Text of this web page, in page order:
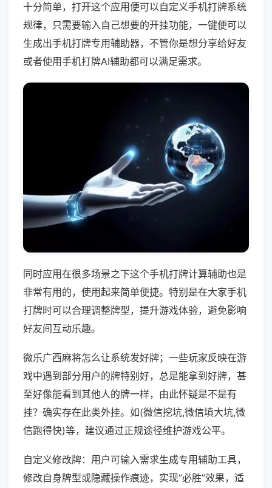
十分简单，打开这个应用便可以自定义手机打牌系统
规律，只需要输入自己想要的开挂功能，一键便可以
生成出手机打牌专用辅助器，不管你是想分享给好友
或者使用手机打牌AI辅助都可以满足需求。
同时应用在很多场景之下这个手机打牌计算辅助也是
非常有用的，使用起来简单便捷。特别是在大家手机
打牌时可以合理调整牌型，提升游戏体验，避免影响
好友间互动乐趣。
微乐广西麻将怎么让系统发好牌；一些玩家反映在游
戏中遇到部分用户的牌特别好，总是能拿到好牌，甚
至好像能看到其他人的牌一样，由此怀疑是不是有
挂？确实存在此类外挂。如(微信挖坑,微信填大坑,微
信跑得快)等，建议通过正规途径维护游戏公平。
自定义修改牌：用户可输入需求生成专用辅助工具，
修改自身牌型或隐藏操作痕迹，实现“必胜”效果，适